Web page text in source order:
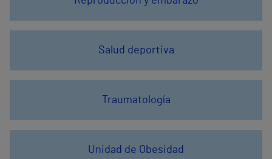
Salud deportiva
Traumatología
Unidad de Obesidad